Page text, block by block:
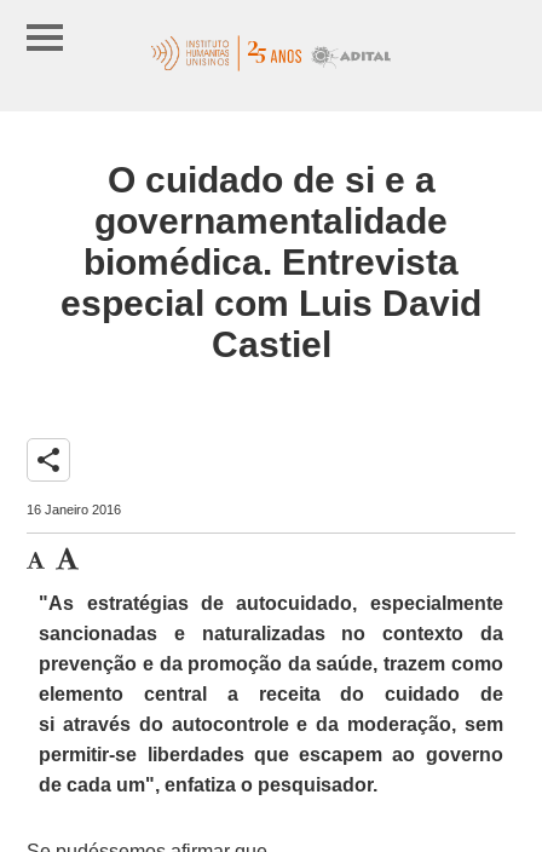
O cuidado de si e a
governamentalidade
biomédica. Entrevista
especial com Luis David
Castiel
share
16 Janeiro 2016
"As estratégias de autocuidado, especialmente
sancionadas e naturalizadas no contexto da
prevenção e da promoção da saúde, trazem como
elemento central a receita do cuidado de
si através do autocontrole e da moderação, sem
permitir-se liberdades que escapem ao governo
de cada um", enfatiza o pesquisador.